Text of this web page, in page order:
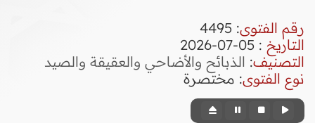
رقم الفتوى:
4495
التاريخ : 05-07-2026
التصنيف: الذبائح والأضاحي والعقيقة والصيد
نوع الفتوى: مختصرة